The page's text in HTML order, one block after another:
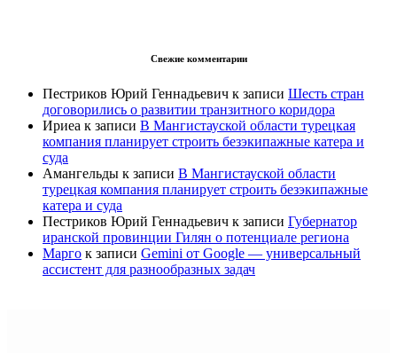
Свежие комментарии
Пестриков Юрий Геннадьевич к записи Шесть стран
договорились о развитии транзитного коридора
Ириеа к записи В Мангистауской области турецкая
компания планирует строить безэкипажные катера и
суда
Амангельды к записи В Мангистауской области
турецкая компания планирует строить безэкипажные
катера и суда
Пестриков Юрий Геннадьевич к записи Губернатор
иранской провинции Гилян о потенциале региона
Марго к записи Gemini от Google — универсальный
ассистент для разнообразных задач